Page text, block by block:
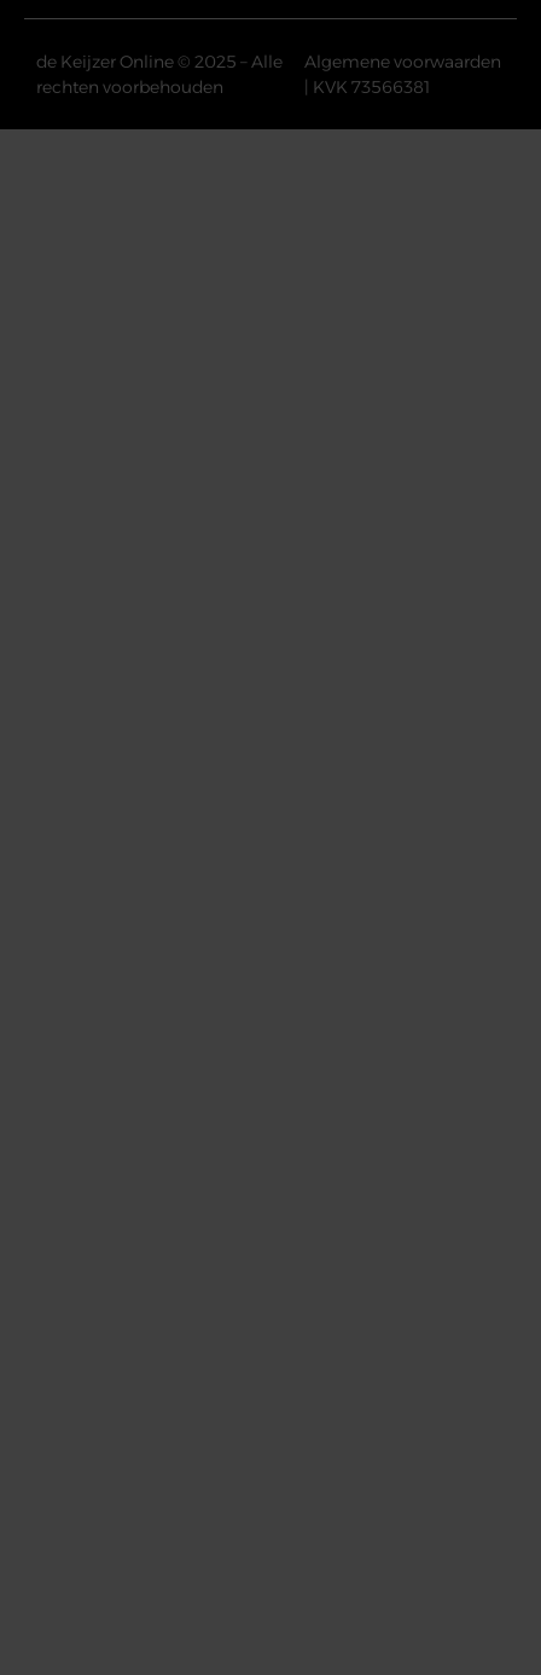
de Keijzer Online © 2025 – Alle
rechten voorbehouden
Algemene voorwaarden
| KVK 73566381